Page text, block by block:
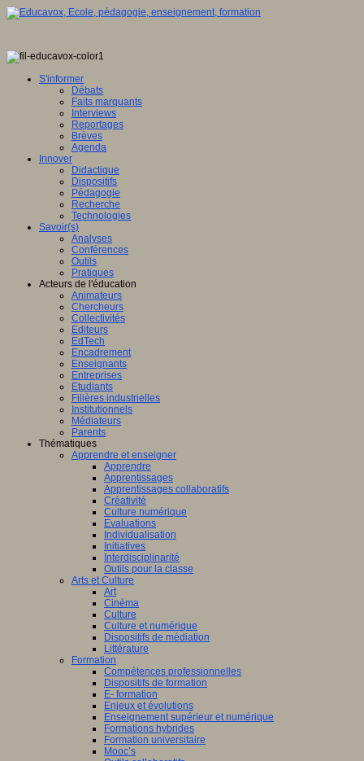
S'informer
Débats
Faits marquants
Interviews
Reportages
Brèves
Agenda
Innover
Didactique
Dispositifs
Pédagogie
Recherche
Technologies
Savoir(s)
Analyses
Conférences
Outils
Pratiques
Acteurs de l'éducation
Animateurs
Chercheurs
Collectivités
Editeurs
EdTech
Encadrement
Enseignants
Entreprises
Etudiants
Filières industrielles
Institutionnels
Médiateurs
Parents
Thématiques
Apprendre et enseigner
Apprendre
Apprentissages
Apprentissages collaboratifs
Créativité
Culture numérique
Evaluations
Individualisation
Initiatives
Interdisciplinarité
Outils pour la classe
Arts et Culture
Art
Cinéma
Culture
Culture et numérique
Dispositifs de médiation
Littérature
Formation
Compétences professionnelles
Dispositifs de formation
E- formation
Enjeux et évolutions
Enseignement supérieur et numérique
Formations hybrides
Formation universitaire
Mooc’s